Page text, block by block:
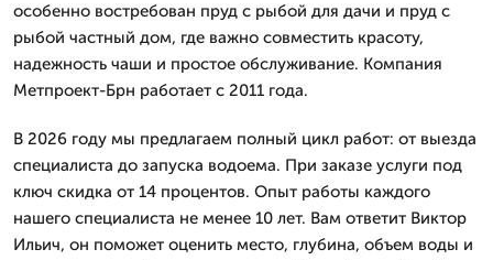
особенно востребован пруд с рыбой для дачи и пруд с
рыбой частный дом, где важно совместить красоту,
надежность чаши и простое обслуживание. Компания
Метпроект-Брн работает с 2011 года.
В 2026 году мы предлагаем полный цикл работ: от выезда
специалиста до запуска водоема. При заказе услуги под
ключ скидка от 14 процентов. Опыт работы каждого
нашего специалиста не менее 10 лет. Вам ответит Виктор
Ильич, он поможет оценить место, глубина, объем воды и